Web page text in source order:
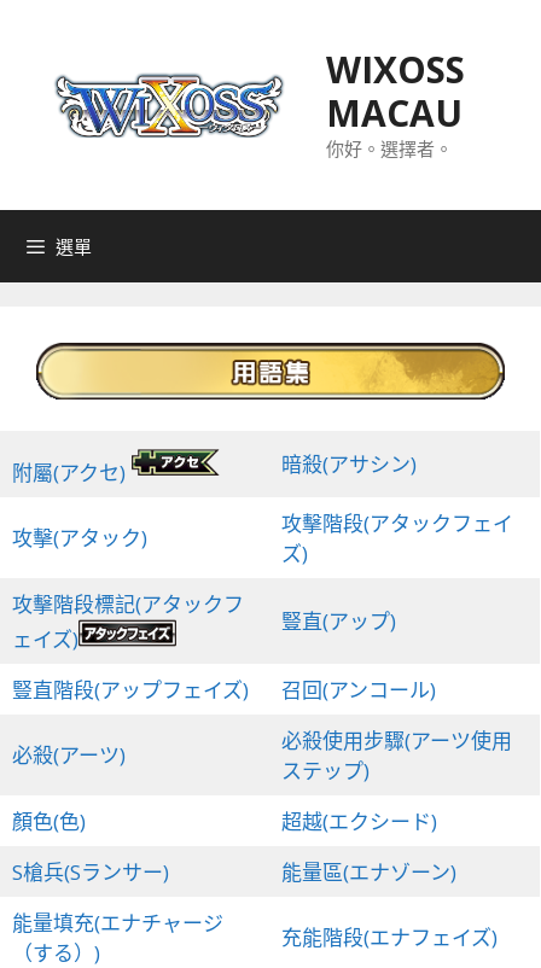
WIXOSS
MACAU
你好。選擇者。
選單
附屬(アクセ) 暗殺(アサシン)
攻擊(アタック)
攻擊階段(アタックフェイ
ズ)
攻擊階段標記(アタックフ
ェイズ)
豎直(アップ)
豎直階段(アップフェイズ) 召回(アンコール)
必殺(アーツ)
必殺使用步驟(アーツ使用
ステップ)
顏色(色)
超越(エクシード)
S槍兵(Sランサー)
能量區(エナゾーン)
能量填充(エナチャージ
（する）)
充能階段(エナフェイズ)